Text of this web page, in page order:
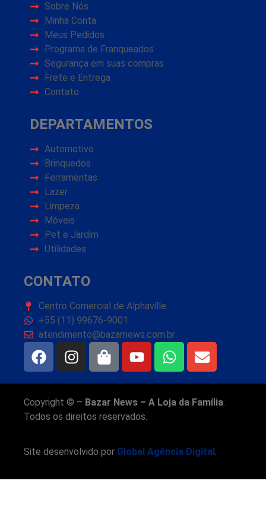
Sobre Nós
Minha Conta
Meus Pedidos
Programa de Franqueados
Segurança em suas compras
Frete e Entrega
Contato
DEPARTAMENTOS
Automotivo
Brinquedos
Ferramentas
Lazer
Limpeza
Móveis
Pet e Jardim
Utilidades
CONTATO
Centro Comercial de Alphaville
+55 (11) 99676-9001
atendimento@bazarnews.com.br
Copyright © – Bazar News – A Loja da Família.
Todos os direitos reservados.
Site desenvolvido por Global Agência Digital